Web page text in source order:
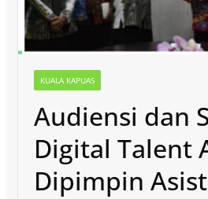
KUALA KAPUAS
Audiensi dan
Digital Talent
Dipimpin